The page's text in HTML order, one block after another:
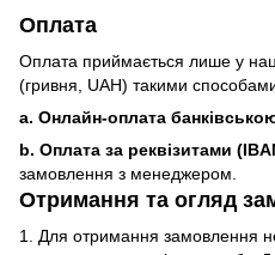
Оплата
Оплата приймається лише у
(гривня, UAH) такими
a. Онлайн-оплата
b. Оплата за реквізитами
замовлення з менеджером.
Отримання та огляд
1. Для отримання замовлення